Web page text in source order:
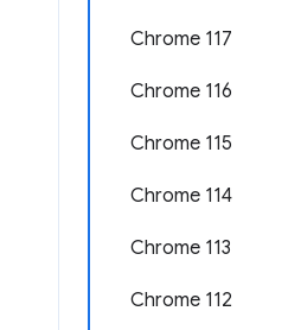
Chrome 117
Chrome 116
Chrome 115
Chrome 114
Chrome 113
Chrome 112